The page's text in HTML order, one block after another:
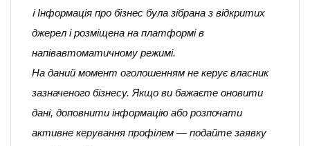
ℹ️ Інформація про бізнес була зібрана з відкритих
джерел і розміщена на платформі в
напівавтоматичному режимі.
На даний момент оголошенням не керує власник
зазначеного бізнесу. Якщо ви бажаєте оновити
дані, доповнити інформацію або розпочати
активне керування профілем — подайте заявку